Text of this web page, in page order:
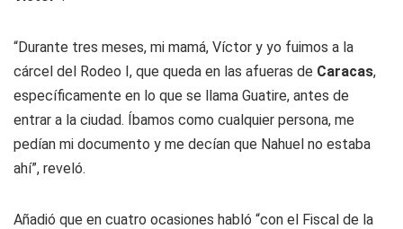
“Durante tres meses, mi mamá, Víctor y yo fuimos a la
cárcel del Rodeo I, que queda en las afueras de Caracas,
específicamente en lo que se llama Guatire, antes de
entrar a la ciudad. Íbamos como cualquier persona, me
pedían mi documento y me decían que Nahuel no estaba
ahí”, reveló.
Añadió que en cuatro ocasiones habló “con el Fiscal de la